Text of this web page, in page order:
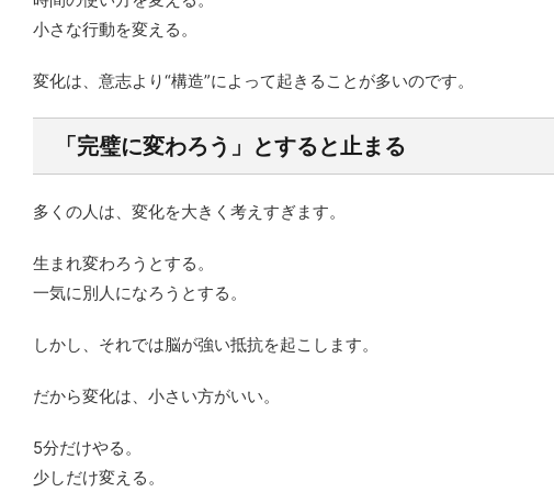
小さな行動を変える。
変化は、意志より“構造”によって起きることが多いのです。
「完璧に変わろう」とすると止まる
多くの人は、変化を大きく考えすぎます。
生まれ変わろうとする。
一気に別人になろうとする。
しかし、それでは脳が強い抵抗を起こします。
だから変化は、小さい方がいい。
5分だけやる。
少しだけ変える。